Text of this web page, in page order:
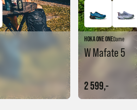
HOKA ONE ONEDame
W Mafate 5
2 599,-